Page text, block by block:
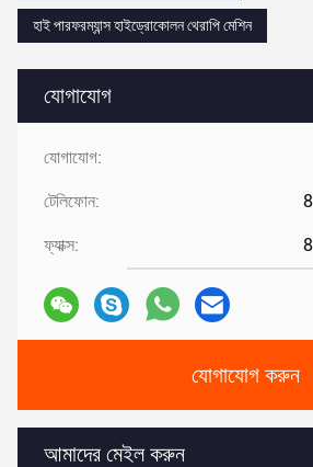
যোগাযোগ
যোগাযোগ:
টেলিফোন:
ফ্যাক্স:
যোগাযোগ করুন
আমাদের মেইল ​​করুন
হাই পারফরম্যান্স হাইড্রোকোলন থেরাপি মেশিন